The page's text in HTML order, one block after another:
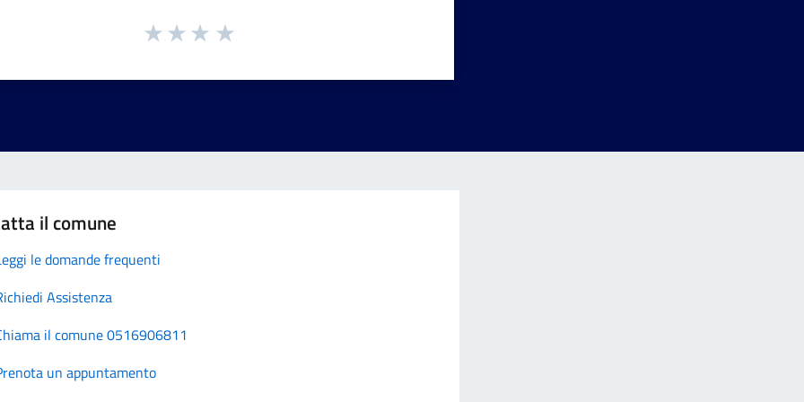
il comune
le domande frequenti
Assistenza
il comune 0516906811
un appuntamento